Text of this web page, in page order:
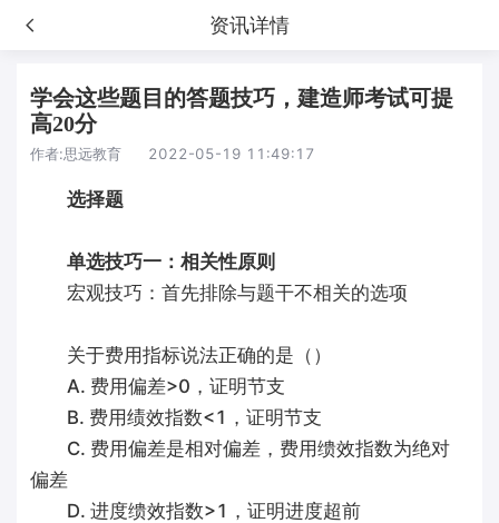
资讯详情
学会这些题目的答题技巧，建造师考试可提
高20分
作者:思远教育 2022-05-19 11:49:17
选择题
单选技巧一：相关性原则
宏观技巧：首先排除与题干不相关的选项
关于费用指标说法正确的是（）
A. 费用偏差>0，证明节支
B. 费用绩效指数<1，证明节支
C. 费用偏差是相对偏差，费用缋效指数为绝对
偏差
D. 进度缋效指数>1，证明进度超前